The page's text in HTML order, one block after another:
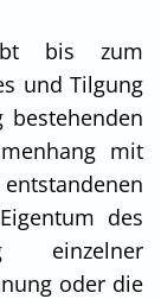
bis zum
und Tilgung
bestehenden
mit
des
einzelner
oder die